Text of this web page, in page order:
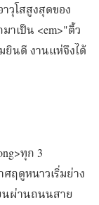
วุโสสูงสุดของ
เป็น <em>"ติ้ว
นดี งานแห่จึงได้
ทุก 3
ฤดูหนาวเริ่มย่าง
นผ่านถนนสาย